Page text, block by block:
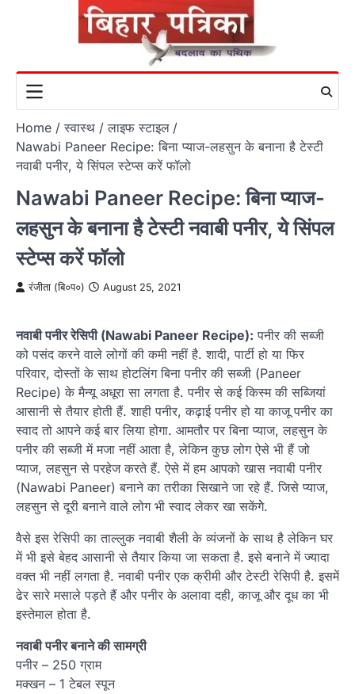
Home
स्वास्थ / लाइफ स्टाइल
Nawabi Paneer Recipe: बिना प्याज-लहसुन के बनाना है टेस्टी
नवाबी पनीर, ये सिंपल स्टेप्स करें फॉलो
Nawabi Paneer Recipe: बिना प्याज-
लहसुन के बनाना है टेस्टी नवाबी पनीर, ये सिंपल
स्टेप्स करें फॉलो
रंजीता (बि०प०) August 25, 2021
नवाबी पनीर रेसिपी (Nawabi Paneer Recipe): पनीर की सब्जी
को पसंद करने वाले लोगों की कमी नहीं है. शादी, पार्टी हो या फिर
परिवार, दोस्तों के साथ होटलिंग बिना पनीर की सब्जी (Paneer
Recipe) के मैन्यू अधूरा सा लगता है. पनीर से कई किस्म की सब्जियां
आसानी से तैयार होती हैं. शाही पनीर, कढ़ाई पनीर हो या काजू पनीर का
स्वाद तो आपने कई बार लिया होगा. आमतौर पर बिना प्याज, लहसुन के
पनीर की सब्जी में मजा नहीं आता है, लेकिन कुछ लोग ऐसे भी हैं जो
प्याज, लहसुन से परहेज करते हैं. ऐसे में हम आपको खास नवाबी पनीर
(Nawabi Paneer) बनाने का तरीका सिखाने जा रहे हैं. जिसे प्याज,
लहसुन से दूरी बनाने वाले लोग भी स्वाद लेकर खा सकेंगेे.
वैसे इस रेसिपी का ताल्लुक नवाबी शैली के व्यंजनों के साथ है लेकिन घर
में भी इसे बेहद आसानी से तैयार किया जा सकता है. इसे बनाने में ज्यादा
वक्त भी नहीं लगता है. नवाबी पनीर एक क्रीमी और टेस्टी रेसिपी है. इसमें
ढेर सारे मसाले पड़ते हैं और पनीर के अलावा दही, काजू और दूध का भी
इस्तेमाल होता है.
नवाबी पनीर बनाने की सामग्री
पनीर – 250 ग्राम
मक्खन – 1 टेबल स्पून